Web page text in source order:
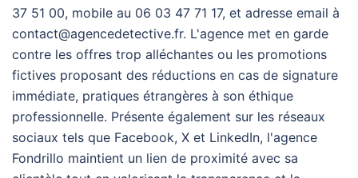
37 51 00, mobile au 06 03 47 71 17, et adresse email à
contact@agencedetective.fr. L'agence met en garde
contre les offres trop alléchantes ou les promotions
fictives proposant des réductions en cas de signature
immédiate, pratiques étrangères à son éthique
professionnelle. Présente également sur les réseaux
sociaux tels que Facebook, X et LinkedIn, l'agence
Fondrillo maintient un lien de proximité avec sa